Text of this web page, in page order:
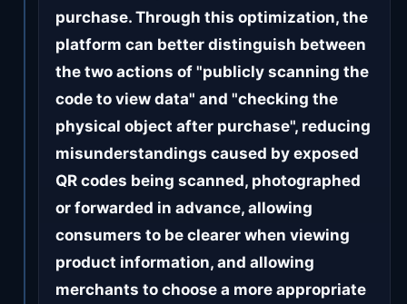
purchase. Through this optimization, the
platform can better distinguish between
the two actions of "publicly scanning the
code to view data" and "checking the
physical object after purchase", reducing
misunderstandings caused by exposed
QR codes being scanned, photographed
or forwarded in advance, allowing
consumers to be clearer when viewing
product information, and allowing
merchants to choose a more appropriate